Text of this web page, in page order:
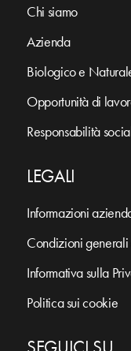
Chi siamo
Azienda
Biologico e
Opportunità di
Responsabilità
LEGALI
Informazioni
Condizioni
Informativa sulla
Politica sui cookie